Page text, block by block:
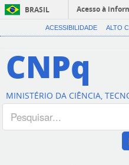
BRASIL
Acesso à
ACESSIBILIDADE ALTO
CNPq
MINISTÉRIO DA CIÊNCIA,